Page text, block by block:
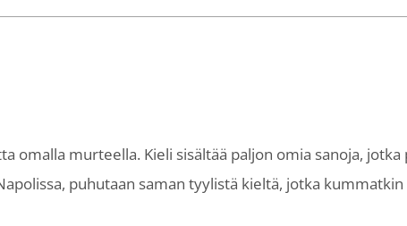
omalla murteella. Kieli sisältää paljon omia sanoja,
puhutaan saman tyylistä kieltä, jotka